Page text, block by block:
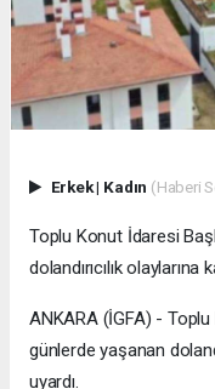
Erkek| Kadın (Haberi
Toplu Konut İdaresi
dolandırıcılık olaylarına
ANKARA (İGFA) - Toplu
günlerde yaşanan
uyardı.